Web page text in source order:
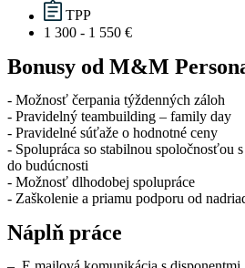
TPP
1 300 - 1 550 €
Bonusy od M&M
​- Možnosť čerpania týždenných záloh
​- Pravidelný teambuilding – family day
​- Pravidelné súťaže o hodnotné ceny
​- Spolupráca so stabilnou spoločnosťou
​do budúcnosti
​- Možnosť dlhodobej spolupráce
​- Zaškolenie a priamu podporu od
Náplň práce